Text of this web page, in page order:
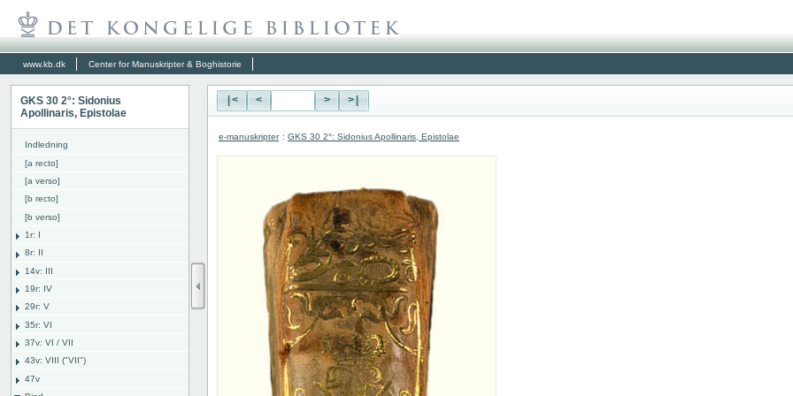
www.kb.dk Center for Manuskripter & Boghistorie
GKS 30 2°: Sidonius
Apollinaris, Epistolae
Indledning
[a recto]
[a verso]
[b recto]
[b verso]
1r: I
8r: II
14v: III
19r: IV
29r: V
35r: VI
37v: VI / VII
43v: VIII ("VII")
47v
|< < > >|
e-manuskripter : GKS 30 2°: Sidonius Apollinaris, Epistolae